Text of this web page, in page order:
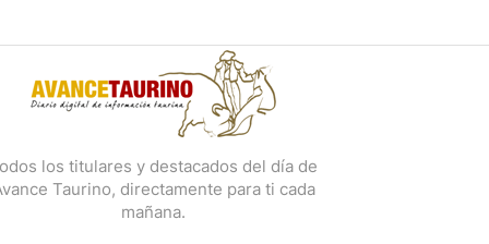
los titulares y destacados del día de
Taurino, directamente para ti cada
mañana.